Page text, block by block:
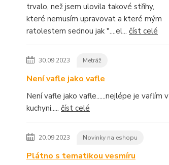
trvalo, než jsem ulovila takové střihy,
které nemusím upravovat a které mým
ratolestem sednou jak "....el... číst celé
30.09.2023 Metráž
Není vafle jako vafle
Není vafle jako vafle......nejlépe je vaflím v
kuchyni..... číst celé
20.09.2023 Novinky na eshopu
Plátno s tematikou vesmíru